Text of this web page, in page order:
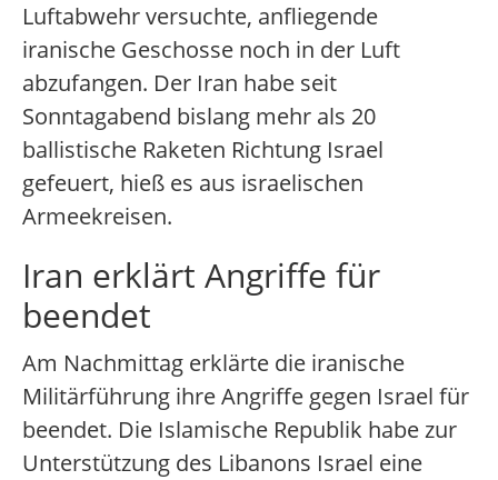
Luftabwehr versuchte, anfliegende
iranische Geschosse noch in der Luft
abzufangen. Der Iran habe seit
Sonntagabend bislang mehr als 20
ballistische Raketen Richtung Israel
gefeuert, hieß es aus israelischen
Armeekreisen.
Iran erklärt Angriffe für
beendet
Am Nachmittag erklärte die iranische
Militärführung ihre Angriffe gegen Israel für
beendet. Die Islamische Republik habe zur
Unterstützung des Libanons Israel eine